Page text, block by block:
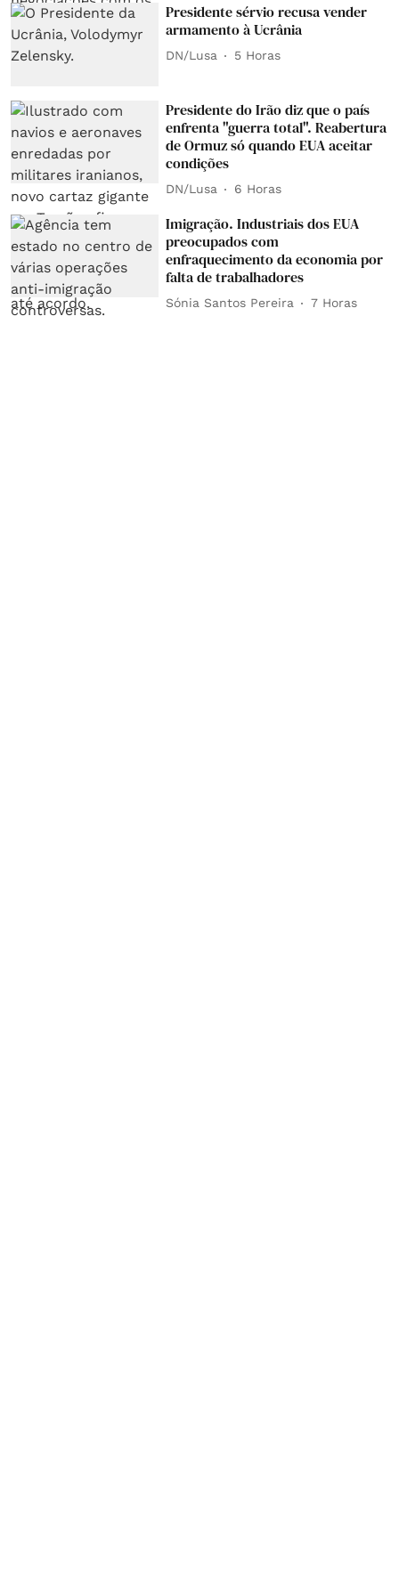
Presidente sérvio recusa vender
armamento à Ucrânia
DN/Lusa 5 Horas
Presidente do Irão diz que o país
enfrenta "guerra total". Reabertura
de Ormuz só quando EUA aceitar
condições
DN/Lusa 6 Horas
Imigração. Industriais dos EUA
preocupados com
enfraquecimento da economia por
falta de trabalhadores
Sónia Santos Pereira 7 Horas